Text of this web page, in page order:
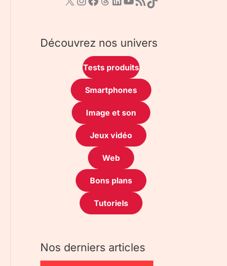
Découvrez nos univers
Tests produits
Smartphones
Image et son
Jeux vidéo
Web
Bons plans
Tutoriels
Nos derniers articles